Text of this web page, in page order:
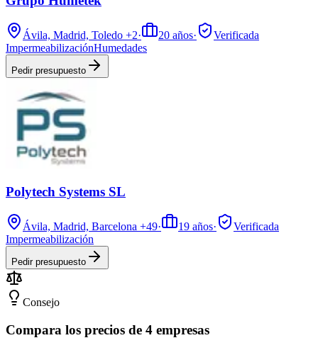
Ávila, Madrid, Toledo +2· 20 años·
Verificada
ImpermeabilizaciónHumedades
Pedir presupuesto
Polytech Systems SL
Ávila, Madrid, Barcelona +49· 19 años·
Verificada
Impermeabilización
Pedir presupuesto
Consejo
Compara los precios de 4 empresas